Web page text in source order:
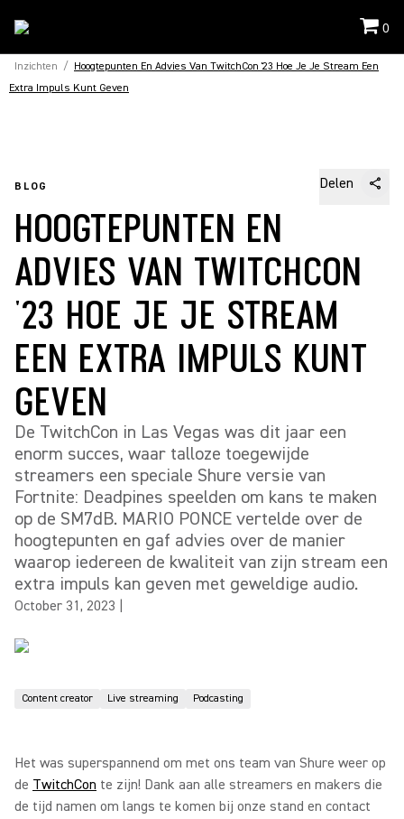
0
Inzichten / Hoogtepunten En Advies Van TwitchCon '23 Hoe Je Je Stream Een
Extra Impuls Kunt Geven
BLOG Delen
HOOGTEPUNTEN EN
ADVIES VAN TWITCHCON
'23 HOE JE JE STREAM
EEN EXTRA IMPULS KUNT
GEVEN
De TwitchCon in Las Vegas was dit jaar een
enorm succes, waar talloze toegewijde
streamers een speciale Shure versie van
Fortnite: Deadpines speelden om kans te maken
op de SM7dB. MARIO PONCE vertelde over de
hoogtepunten en gaf advies over de manier
waarop iedereen de kwaliteit van zijn stream een
extra impuls kan geven met geweldige audio.
October 31, 2023
Content creator Live streaming Podcasting
Het was superspannend om met ons team van Shure weer op
de TwitchCon te zijn! Dank aan alle streamers en makers die
de tijd namen om langs te komen bij onze stand en contact